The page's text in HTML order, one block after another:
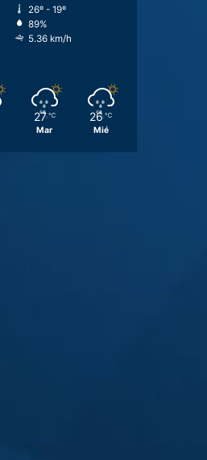
26º - 19º
89%
5.36 km/h
27 ℃
Mar
26 ℃
Mié